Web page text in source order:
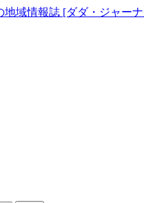
地域情報誌 [ダダ・ジャー